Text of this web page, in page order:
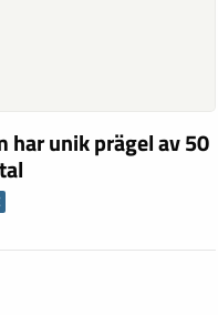
har unik prägel av 50